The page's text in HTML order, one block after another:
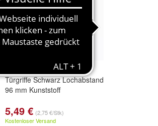
4 Bügelgriffe/ Möbelgriffe/
Türgriffe Schwarz Lochabstand
96 mm Kunststoff
5,49 € (2,75 €/Stk)
Kostenloser Versand